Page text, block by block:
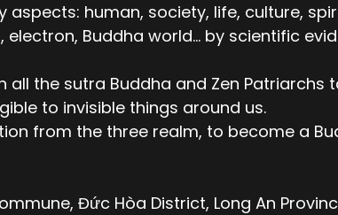
aspects: human, society, life, culture,
Buddha world... by scientific
all the sutra Buddha and Zen Patriarchs
to invisible things around us.
from the three realm, to become a
Đức Hòa District, Long An